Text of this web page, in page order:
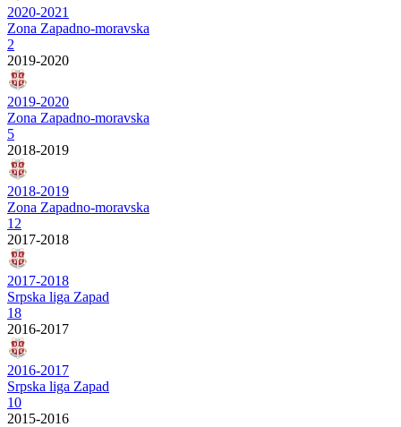
2020-2021
Zona Zapadno-moravska
2
2019-2020
2019-2020
Zona Zapadno-moravska
5
2018-2019
2018-2019
Zona Zapadno-moravska
12
2017-2018
2017-2018
Srpska liga Zapad
18
2016-2017
2016-2017
Srpska liga Zapad
10
2015-2016